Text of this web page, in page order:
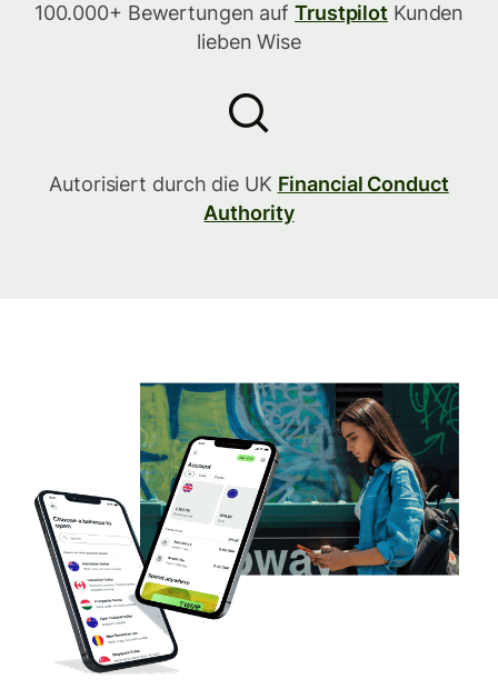
100.000+ Bewertungen aufTrustpilot Kunden
lieben Wise
Autorisiert durch die UK Financial Conduct
Authority